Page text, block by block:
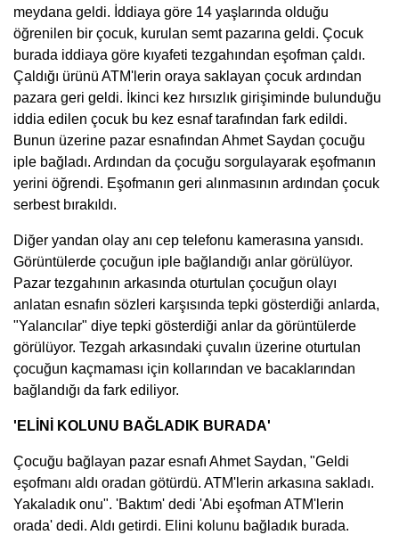
meydana geldi. İddiaya göre 14 yaşlarında olduğu
öğrenilen bir çocuk, kurulan semt pazarına geldi. Çocuk
burada iddiaya göre kıyafeti tezgahından eşofman çaldı.
Çaldığı ürünü ATM'lerin oraya saklayan çocuk ardından
pazara geri geldi. İkinci kez hırsızlık girişiminde bulunduğu
iddia edilen çocuk bu kez esnaf tarafından fark edildi.
Bunun üzerine pazar esnafından Ahmet Saydan çocuğu
iple bağladı. Ardından da çocuğu sorgulayarak eşofmanın
yerini öğrendi. Eşofmanın geri alınmasının ardından çocuk
serbest bırakıldı.
Diğer yandan olay anı cep telefonu kamerasına yansıdı.
Görüntülerde çocuğun iple bağlandığı anlar görülüyor.
Pazar tezgahının arkasında oturtulan çocuğun olayı
anlatan esnafın sözleri karşısında tepki gösterdiği anlarda,
"Yalancılar" diye tepki gösterdiği anlar da görüntülerde
görülüyor. Tezgah arkasındaki çuvalın üzerine oturtulan
çocuğun kaçmaması için kollarından ve bacaklarından
bağlandığı da fark ediliyor.
'ELİNİ KOLUNU BAĞLADIK BURADA'
Çocuğu bağlayan pazar esnafı Ahmet Saydan, "Geldi
eşofmanı aldı oradan götürdü. ATM'lerin arkasına sakladı.
Yakaladık onu". 'Baktım' dedi 'Abi eşofman ATM'lerin
orada' dedi. Aldı getirdi. Elini kolunu bağladık burada.